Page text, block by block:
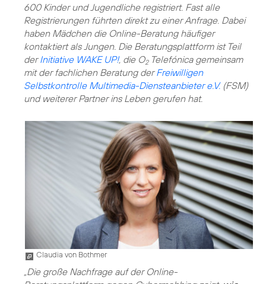
600 Kinder und Jugendliche registriert. Fast alle
Registrierungen führten direkt zu einer Anfrage. Dabei
haben Mädchen die Online-Beratung häufiger
kontaktiert als Jungen. Die Beratungsplattform ist Teil
derInitiative WAKE UP!, die O2Telefónica gemeinsam
mit der fachlichen Beratung derFreiwilligen
Selbstkontrolle Multimedia-Diensteanbieter e.V.(FSM)
und weiterer Partner ins Leben gerufen hat.
Claudia von Bothmer
„Die große Nachfrage auf der Online-